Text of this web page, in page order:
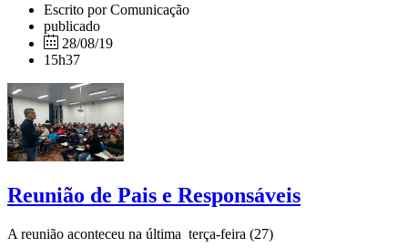
Escrito por Comunicação
publicado
28/08/19
15h37
Reunião de Pais e Responsáveis
A reunião aconteceu na última terça-feira (27)